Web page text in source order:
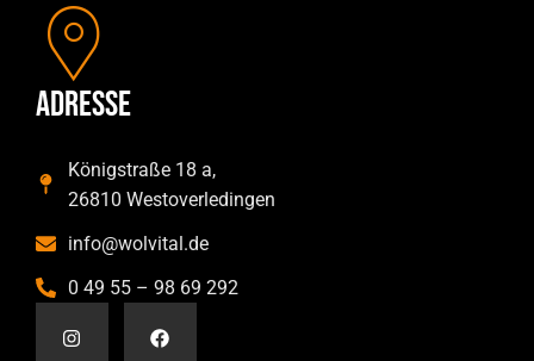
Adresse
Königstraße 18 a,
26810 Westoverledingen
info@wolvital.de
0 49 55 – 98 69 292